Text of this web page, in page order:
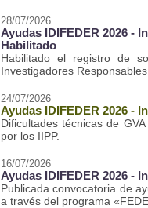
28/07/2026
Ayudas IDIFEDER 2026 -
Habilitado
Habilitado el registro de
Investigadores
24/07/2026
Ayudas IDIFEDER 2026 -
Dificultades técnicas de
por los IIPP.
16/07/2026
Ayudas IDIFEDER 2026 -
Publicada convocatoria de
a través del programa